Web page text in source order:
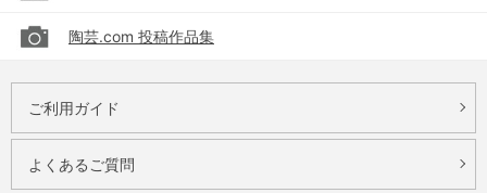
陶芸.com 投稿作品集
ご利用ガイド
よくあるご質問